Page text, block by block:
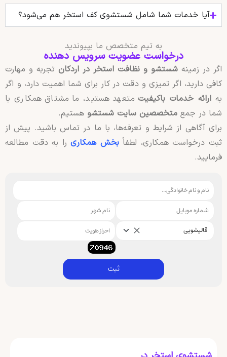
آیا خدمات شما شامل شستشوی کف استخر هم می‌شود؟
به تیم متخصص ما بپیوندید
درخواست عضویت سرویس دهنده
اگر در زمینه شستشو و نظافت استخر در اردکانتجربه و مهارت
کافی دارید، اگر تمیزی و دقت در کار برای شما اهمیت دارد، و اگر
به ارائه خدمات باکیفیتمتعهد هستید، ما مشتاق همکاری با
شما در جمع متخصصین سایت شستشوهستیم.
برای آگاهی از شرایط و تعرفه‌ها، با ما در تماس باشید. پیش از
ثبت درخواست همکاری، لطفاً بخش همکاریرا به دقت مطالعه
فرمایید.
قالیشویی
ثبت